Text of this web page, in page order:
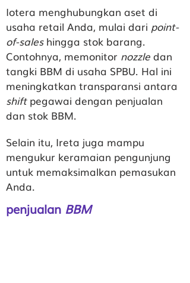
Iotera menghubungkan aset di
usaha retail Anda, mulai dari point-
of-saleshingga stok barang.
Contohnya, memonitor nozzle dan
tangki BBM di usaha SPBU. Hal ini
meningkatkan transparansi antara
shiftpegawai dengan penjualan
dan stok BBM.
Selain itu, Ireta juga mampu
mengukur keramaian pengunjung
untuk memaksimalkan pemasukan
Anda.
penjualan BBM